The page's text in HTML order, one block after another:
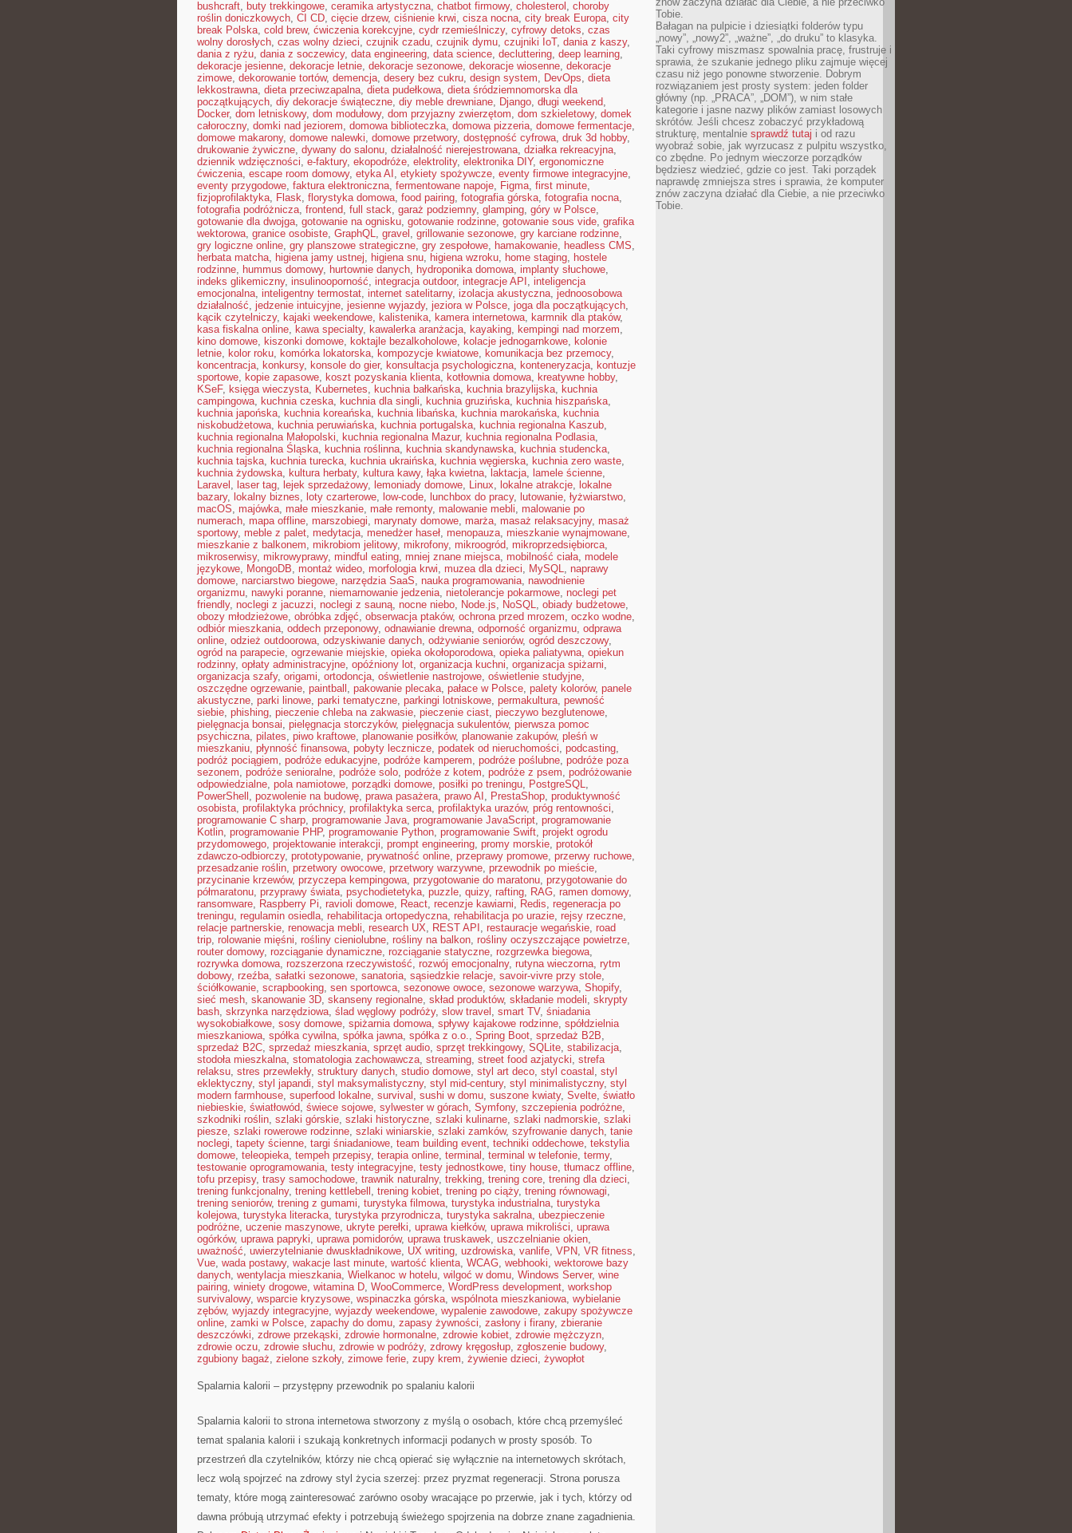
bushcraft, buty trekkingowe, ceramika artystyczna, chatbot firmowy, cholesterol , choroby
roślin doniczkowych, CI CD, cięcie drzew, ciśnienie krwi, cisza nocna, city break Europa, city
break Polska, cold brew, ćwiczenia korekcyjne, cydr rzemieślniczy, cyfrowy detoks, czas
wolny dorosłych, czas wolny dzieci, czujnik czadu, czujnik dymu, czujniki IoT, dania z kaszy,
dania z ryżu, dania z soczewicy, data engineering, data science, decluttering, deep learning,
dekoracje jesienne, dekoracje letnie, dekoracje sezonowe, dekoracje wiosenne, dekoracje
zimowe, dekorowanie tortów, demencja, desery bez cukru, design system, DevOps, dieta
lekkostrawna, dieta przeciwzapalna, dieta pudełkowa, dieta śródziemnomorska dla
początkujących, diy dekoracje świąteczne, diy meble drewniane, Django, długi weekend,
Docker, dom letniskowy, dom modułowy, dom przyjazny zwierzętom, dom szkieletowy, domek
całoroczny, domki nad jeziorem, domowa biblioteczka, domowa pizzeria, domowe fermentacje,
domowe makarony, domowe nalewki, domowe przetwory, dostępność cyfrowa, druk 3d hobby,
drukowanie żywiczne, dywany do salonu, działalność nierejestrowana, działka rekreacyjna,
dziennik wdzięczności, e-faktury, ekopodróże, elektrolity, elektronika DIY, ergonomiczne
ćwiczenia, escape room domowy, etyka AI , etykiety spożywcze, eventy firmowe integracyjne,
eventy przygodowe, faktura elektroniczna, fermentowane napoje, Figma, first minute,
fizjoprofilaktyka, Flask, florystyka domowa, food pairing, fotografia górska, fotografia nocna,
fotografia podróżnicza, frontend, full stack, garaż podziemny, glamping, góry w Polsce,
gotowanie dla dwojga, gotowanie na ognisku, gotowanie rodzinne, gotowanie sous vide, grafika
wektorowa, granice osobiste, GraphQL, gravel , grillowanie sezonowe, gry karciane rodzinne,
gry logiczne online, gry planszowe strategiczne, gry zespołowe, hamakowanie, headless CMS,
herbata matcha, higiena jamy ustnej, higiena snu, higiena wzroku, home staging, hostele
rodzinne, hummus domowy, hurtownie danych, hydroponika domowa, implanty słuchowe,
indeks glikemiczny, insulinooporność, integracja outdoor, integracje API , inteligencja
emocjonalna, inteligentny termostat, internet satelitarny, izolacja akustyczna, jednoosobowa
działalność, jedzenie intuicyjne, jesienne wyjazdy, jeziora w Polsce, joga dla początkujących,
kącik czytelniczy, kajaki weekendowe, kalistenika, kamera internetowa, karmnik dla ptaków,
kasa fiskalna online, kawa specialty, kawalerka aranżacja, kayaking, kempingi nad morzem,
kino domowe, kiszonki domowe, koktajle bezalkoholowe, kolacje jednogarnkowe, kolonie
letnie, kolor roku, komórka lokatorska, kompozycje kwiatowe, komunikacja bez przemocy,
koncentracja, konkursy, konsole do gier, konsultacja psychologiczna, konteneryzacja, kontuzje
sportowe, kopie zapasowe, koszt pozyskania klienta, kotłownia domowa, kreatywne hobby,
KSeF, księga wieczysta, Kubernetes, kuchnia bałkańska, kuchnia brazylijska, kuchnia
campingowa, kuchnia czeska, kuchnia dla singli, kuchnia gruzińska, kuchnia hiszpańska,
kuchnia japońska, kuchnia koreańska, kuchnia libańska, kuchnia marokańska, kuchnia
niskobudżetowa, kuchnia peruwiańska, kuchnia portugalska, kuchnia regionalna Kaszub,
kuchnia regionalna Małopolski, kuchnia regionalna Mazur, kuchnia regionalna Podlasia,
kuchnia regionalna Śląska, kuchnia roślinna, kuchnia skandynawska, kuchnia studencka,
kuchnia tajska, kuchnia turecka, kuchnia ukraińska, kuchnia węgierska, kuchnia zero waste,
kuchnia żydowska, kultura herbaty, kultura kawy, łąka kwietna, laktacja, lamele ścienne,
Laravel , laser tag, lejek sprzedażowy, lemoniady domowe, Linux, lokalne atrakcje, lokalne
bazary, lokalny biznes, loty czarterowe, low-code, lunchbox do pracy, lutowanie, łyżwiarstwo,
macOS, majówka, małe mieszkanie, małe remonty, malowanie mebli, malowanie po
numerach, mapa offline, marszobiegi, marynaty domowe, marża, masaż relaksacyjny, masaż
sportowy, meble z palet, medytacja, menedżer haseł, menopauza, mieszkanie wynajmowane,
mieszkanie z balkonem, mikrobiom jelitowy, mikrofony, mikroogród, mikroprzedsiębiorca,
mikroserwisy, mikrowyprawy, mindful eating, mniej znane miejsca, mobilność ciała, modele
językowe, MongoDB, montaż wideo, morfologia krwi, muzea dla dzieci, MySQL, naprawy
domowe, narciarstwo biegowe, narzędzia SaaS, nauka programowania, nawodnienie
organizmu, nawyki poranne, niemarnowanie jedzenia, nietolerancje pokarmowe, noclegi pet
friendly, noclegi z jacuzzi, noclegi z sauną, nocne niebo, Node.js, NoSQL, obiady budżetowe,
obozy młodzieżowe, obróbka zdjęć, obserwacja ptaków, ochrona przed mrozem, oczko wodne,
odbiór mieszkania, oddech przeponowy, odnawianie drewna, odporność organizmu, odprawa
online, odzież outdoorowa, odzyskiwanie danych, odżywianie seniorów, ogród deszczowy,
ogród na parapecie, ogrzewanie miejskie, opieka okołoporodowa, opieka paliatywna, opiekun
rodzinny, opłaty administracyjne, opóźniony lot, organizacja kuchni, organizacja spiżarni,
organizacja szafy, origami, ortodoncja, oświetlenie nastrojowe, oświetlenie studyjne,
oszczędne ogrzewanie, paintball , pakowanie plecaka, pałace w Polsce, palety kolorów, panele
akustyczne, parki linowe, parki tematyczne, parkingi lotniskowe, permakultura, pewność
siebie, phishing, pieczenie chleba na zakwasie, pieczenie ciast, pieczywo bezglutenowe,
pielęgnacja bonsai, pielęgnacja storczyków, pielęgnacja sukulentów, pierwsza pomoc
psychiczna, pilates, piwo kraftowe, planowanie posiłków, planowanie zakupów, pleśń w
mieszkaniu, płynność finansowa, pobyty lecznicze, podatek od nieruchomości, podcasting,
podróż pociągiem, podróże edukacyjne, podróże kamperem, podróże poślubne, podróże poza
sezonem, podróże senioralne, podróże solo, podróże z kotem, podróże z psem, podróżowanie
odpowiedzialne, pola namiotowe, porządki domowe, posiłki po treningu, PostgreSQL,
PowerShell , pozwolenie na budowę, prawa pasażera, prawo AI , PrestaShop, produktywność
osobista, profilaktyka próchnicy, profilaktyka serca, profilaktyka urazów, próg rentowności,
programowanie C sharp, programowanie Java, programowanie JavaScript, programowanie
Kotlin, programowanie PHP, programowanie Python, programowanie Swift, projekt ogrodu
przydomowego, projektowanie interakcji, prompt engineering, promy morskie, protokół
zdawczo-odbiorczy, prototypowanie, prywatność online, przeprawy promowe, przerwy ruchowe,
przesadzanie roślin, przetwory owocowe, przetwory warzywne, przewodnik po mieście,
przycinanie krzewów, przyczepa kempingowa, przygotowanie do maratonu, przygotowanie do
półmaratonu, przyprawy świata, psychodietetyka, puzzle, quizy, rafting, RAG, ramen domowy,
ransomware, Raspberry Pi, ravioli domowe, React, recenzje kawiarni, Redis, regeneracja po
treningu, regulamin osiedla, rehabilitacja ortopedyczna, rehabilitacja po urazie, rejsy rzeczne,
relacje partnerskie, renowacja mebli, research UX, REST API , restauracje wegańskie, road
trip, rolowanie mięśni, rośliny cieniolubne, rośliny na balkon, rośliny oczyszczające powietrze,
router domowy, rozciąganie dynamiczne, rozciąganie statyczne, rozgrzewka biegowa,
rozrywka domowa, rozszerzona rzeczywistość, rozwój emocjonalny, rutyna wieczorna, rytm
dobowy, rzeźba, sałatki sezonowe, sanatoria, sąsiedzkie relacje, savoir-vivre przy stole,
ściółkowanie, scrapbooking, sen sportowca, sezonowe owoce, sezonowe warzywa, Shopify,
sieć mesh, skanowanie 3D, skanseny regionalne, skład produktów, składanie modeli, skrypty
bash, skrzynka narzędziowa, ślad węglowy podróży, slow travel , smart TV, śniadania
wysokobiałkowe, sosy domowe, spiżarnia domowa, spływy kajakowe rodzinne, spółdzielnia
mieszkaniowa, spółka cywilna, spółka jawna, spółka z o.o., Spring Boot, sprzedaż B2B,
sprzedaż B2C, sprzedaż mieszkania, sprzęt audio, sprzęt trekkingowy, SQLite, stabilizacja,
stodoła mieszkalna, stomatologia zachowawcza, streaming, street food azjatycki, strefa
relaksu, stres przewlekły, struktury danych, studio domowe, styl art deco, styl coastal , styl
eklektyczny, styl japandi, styl maksymalistyczny, styl mid-century, styl minimalistyczny, styl
modern farmhouse, superfood lokalne, survival , sushi w domu, suszone kwiaty, Svelte, światło
niebieskie, światłowód, świece sojowe, sylwester w górach, Symfony, szczepienia podróżne,
szkodniki roślin, szlaki górskie, szlaki historyczne, szlaki kulinarne, szlaki nadmorskie, szlaki
piesze, szlaki rowerowe rodzinne, szlaki winiarskie, szlaki zamków, szyfrowanie danych, tanie
noclegi, tapety ścienne, targi śniadaniowe, team building event, techniki oddechowe, tekstylia
domowe, teleopieka, tempeh przepisy, terapia online, terminal , terminal w telefonie, termy,
testowanie oprogramowania, testy integracyjne, testy jednostkowe, tiny house, tłumacz offline,
tofu przepisy, trasy samochodowe, trawnik naturalny, trekking, trening core, trening dla dzieci,
trening funkcjonalny, trening kettlebell , trening kobiet, trening po ciąży, trening równowagi,
trening seniorów, trening z gumami, turystyka filmowa, turystyka industrialna, turystyka
kolejowa, turystyka literacka, turystyka przyrodnicza, turystyka sakralna, ubezpieczenie
podróżne, uczenie maszynowe, ukryte perełki, uprawa kiełków, uprawa mikroliści, uprawa
ogórków, uprawa papryki, uprawa pomidorów, uprawa truskawek, uszczelnianie okien,
uważność, uwierzytelnianie dwuskładnikowe, UX writing, uzdrowiska, vanlife, VPN, VR fitness,
Vue, wada postawy, wakacje last minute, wartość klienta, WCAG, webhooki, wektorowe bazy
danych, wentylacja mieszkania, Wielkanoc w hotelu, wilgoć w domu, Windows Server, wine
pairing, winiety drogowe, witamina D, WooCommerce, WordPress development, workshop
survivalowy, wsparcie kryzysowe, wspinaczka górska, wspólnota mieszkaniowa, wybielanie
zębów, wyjazdy integracyjne, wyjazdy weekendowe, wypalenie zawodowe, zakupy spożywcze
online, zamki w Polsce, zapachy do domu, zapasy żywności, zasłony i firany, zbieranie
deszczówki, zdrowe przekąski, zdrowie hormonalne, zdrowie kobiet, zdrowie mężczyzn,
zdrowie oczu, zdrowie słuchu, zdrowie w podróży, zdrowy kręgosłup, zgłoszenie budowy,
zgubiony bagaż, zielone szkoły, zimowe ferie, zupy krem, żywienie dzieci, żywopłot
Spalarnia kalorii – przystępny przewodnik po spalaniu kalorii
Spalarnia kalorii to strona internetowa stworzony z myślą o osobach, które chcą przemyśleć
temat spalania kalorii i szukają konkretnych informacji podanych w prosty sposób. To
przestrzeń dla czytelników, którzy nie chcą opierać się wyłącznie na internetowych skrótach,
lecz wolą spojrzeć na zdrowy styl życia szerzej: przez pryzmat regeneracji. Strona porusza
tematy, które mogą zainteresować zarówno osoby wracające po przerwie, jak i tych, którzy od
dawna próbują utrzymać efekty i potrzebują świeżego spojrzenia na dobrze znane zagadnienia.
Tobie.
Bałagan na pulpicie i dziesiątki folderów typu
„nowy”, „nowy2”, „ważne”, „do druku” to klasyka.
Taki cyfrowy miszmasz spowalnia pracę, frustruje i
sprawia, że szukanie jednego pliku zajmuje więcej
czasu niż jego ponowne stworzenie. Dobrym
rozwiązaniem jest prosty system: jeden folder
główny (np. „PRACA”, „DOM”), w nim stałe
kategorie i jasne nazwy plików zamiast losowych
skrótów. Jeśli chcesz zobaczyć przykładową
strukturę, mentalnie sprawdź tutaj i od razu
wyobraź sobie, jak wyrzucasz z pulpitu wszystko,
co zbędne. Po jednym wieczorze porządków
będziesz wiedzieć, gdzie co jest. Taki porządek
naprawdę zmniejsza stres i sprawia, że komputer
znów zaczyna działać dla Ciebie, a nie przeciwko
Tobie.